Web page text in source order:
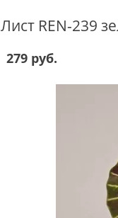
Лист REN-239
279 руб.